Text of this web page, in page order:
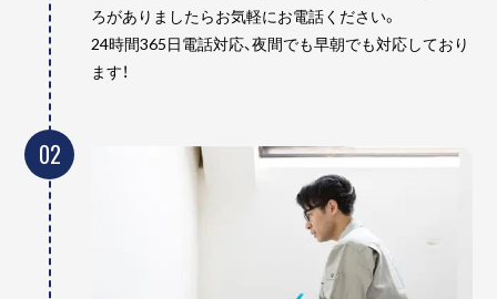
ろがありましたらお気軽にお電話ください。
24時間365日電話対応、夜間でも早朝でも対応しており
ます！
02